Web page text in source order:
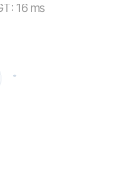
16 ms